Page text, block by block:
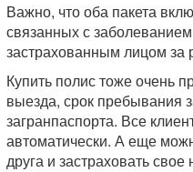
Важно, что оба пакета
связанных с
застрахованным лицом за
Купить полис тоже очень
выезда, срок пребывания
загранпаспорта. Все
автоматически. А еще
друга и застраховать